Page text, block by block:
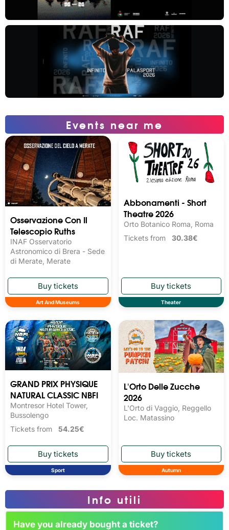
Events near me
Osservazione Con Il
Telescopio Ruths
INAF Osservatorio
Astronomico di Brera - Sede
di Merate, Merate
Art And Museums
Abbonamenti - Short
Theatre 2026
Orto Botanico Roma, Roma
Tickets from 30.38€
Theater
GRAND PRIX PHYSIQUE
NATURAL CLASSIC NBFI
Montresor Hotel Tower,
Bussolengo
Tickets from 54.25€
Sport
L'Orto Delle Zucche
2026
L'Orto di Vaggio, Reggello
Loc. Matassino
Autumn
Info utili
Have you already bought a ticket?